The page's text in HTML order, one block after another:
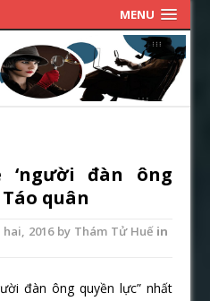
MENU
đàn ông
quân
2016by Thám Tử Huếin
đàn ông quyền lực” nhất